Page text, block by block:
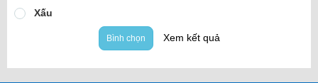
Xấu
Bình chọn Xem kết quả